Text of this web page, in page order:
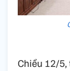
Chiều 12/5,